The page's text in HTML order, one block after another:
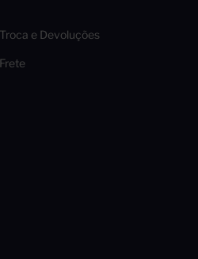
e Devoluções